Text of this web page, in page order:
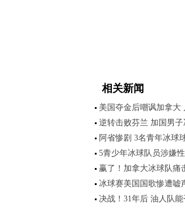
相关新闻
美国夺金后嘲讽加拿大
逆转击败芬兰 加国男
阿省惨剧 3名青年冰球
5青少年冰球队员涉嫌
赢了！加拿大冰球队痛
冰球赛美国国歌惨遭嘘
决战！31年后 油人队